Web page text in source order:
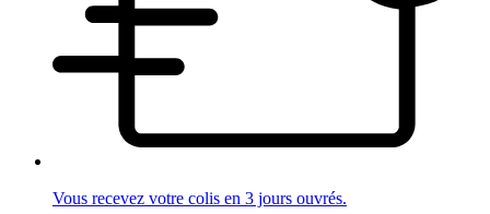
Vous recevez votre colis en 3 jours ouvrés.